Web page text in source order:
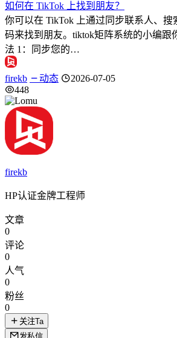
如何在 TikTok 上找到朋友？
你可以在 TikTok 上通过同步联系人、搜
码来找到朋友。tiktok矩阵系统的小编跟
法 1：同步您的…
firekb 动态
2026-07-05
448
firekb
HP认证金牌工程师
文章
0
评论
0
人气
0
粉丝
0
关注Ta